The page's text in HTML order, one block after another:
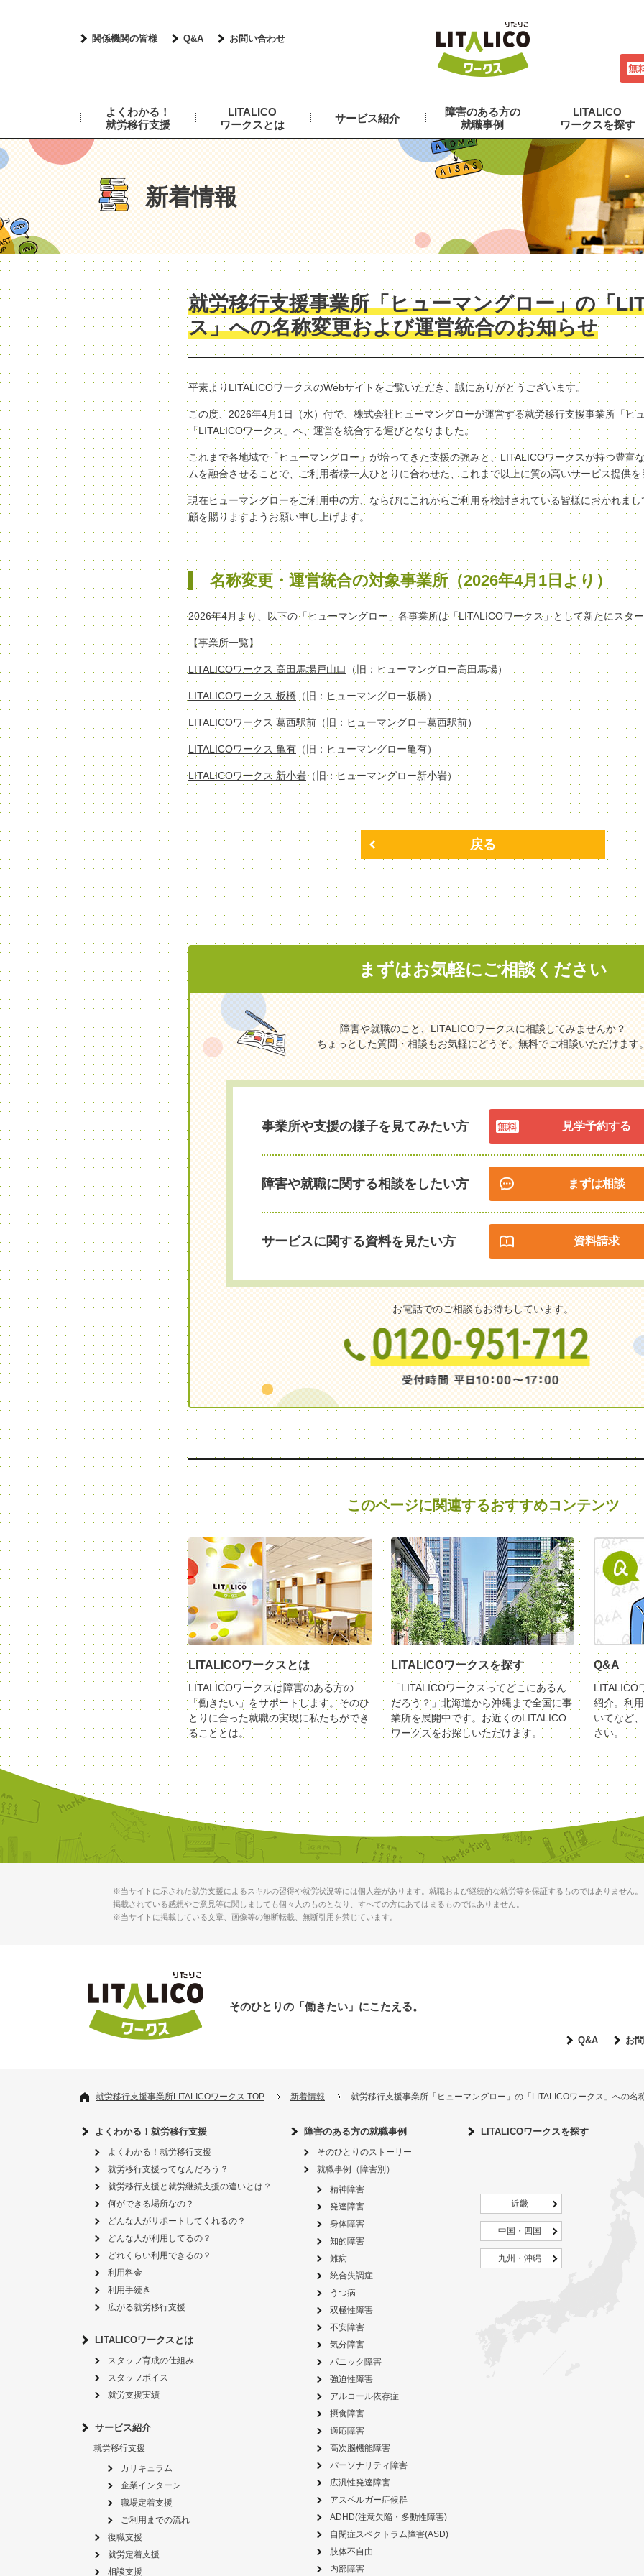
関係機関の皆様 Q&A お問い合わせ
よくわかる！
就労移行支援
LITALICO
ワークスとは
サービス紹介
障害のある方の
就職事例
LITALICO
ワークスを探す
新着情報
就労移行支援事業所「ヒューマングロー」の「
ス」への名称変更および運営統合のお知らせ
平素よりLITALICOワークスのWebサイトをご覧いただき、誠にありがとうございます。
この度、2026年4月1日（水）付で、株式会社ヒューマングローが運営する就労移行支援事業所「ヒ
「LITALICOワークス」へ、運営を統合する運びとなりました。
これまで各地域で「ヒューマングロー」が培ってきた支援の強みと、LITALICOワークスが持つ豊富
ムを融合させることで、ご利用者様一人ひとりに合わせた、これまで以上に質の高いサービス提供
現在ヒューマングローをご利用中の方、ならびにこれからご利用を検討されている皆様におかれま
顧を賜りますようお願い申し上げます。
名称変更・運営統合の対象事業所（2026年4月1日より）
2026年4月より、以下の「ヒューマングロー」各事業所は「LITALICOワークス」として新たにスタ
【事業所一覧】
LITALICOワークス 高田馬場戸山口 （旧：ヒューマングロー高田馬場）
LITALICOワークス 板橋 （旧：ヒューマングロー板橋）
LITALICOワークス 葛西駅前（旧：ヒューマングロー葛西駅前）
LITALICOワークス 亀有 （旧：ヒューマングロー亀有）
LITALICOワークス 新小岩（旧：ヒューマングロー新小岩）
戻る
まずはお気軽にご相談ください
障害や就職のこと、LITALICOワークスに相談してみませんか？
ちょっとした質問・相談もお気軽にどうぞ。無料でご相談いただけます
事業所や支援の様子を見てみたい方 見学予約する
障害や就職に関する相談をしたい方 まずは相談
サービスに関する資料を見たい方 資料請求
お電話でのご相談もお待ちしています。
このページに関連するおすすめコンテンツ
LITALICOワークスとは
LITALICOワークスは障害のある方の
「働きたい」をサポートします。そのひ
とりに合った就職の実現に私たちができ
ることとは。
LITALICOワークスを探す
「LITALICOワークスってどこにあるん
だろう？」北海道から沖縄まで全国に事
業所を展開中です。お近くのLITALICO
ワークスをお探しいただけます。
Q&A
LITALICO
紹介。利
いてなど
さい。
※当サイトに示された就労支援によるスキルの習得や就労状況等には個人差があります。就職および継続的な就労等を保証するものではありません。
掲載されている感想やご意見等に関しましても個々人のものとなり、すべての方にあてはまるものではありません。
※当サイトに掲載している文章、画像等の無断転載、無断引用を禁じています。
そのひとりの「働きたい」にこたえる。
Q&A お
就労移行支援事業所LITALICOワークス TOP 新着情報 就労移行支援事業所「ヒューマングロー」の「LITALICOワークス」への名
よくわかる！就労移行支援
よくわかる！就労移行支援
就労移行支援ってなんだろう？
就労移行支援と就労継続支援の違いとは？
何ができる場所なの？
どんな人がサポートしてくれるの？
どんな人が利用してるの？
どれくらい利用できるの？
利用料金
利用手続き
広がる就労移行支援
LITALICOワークスとは
スタッフ育成の仕組み
スタッフボイス
就労支援実績
サービス紹介
就労移行支援
カリキュラム
企業インターン
職場定着支援
ご利用までの流れ
復職支援
就労定着支援
相談支援
障害のある方の就職事例
そのひとりのストーリー
就職事例（障害別）
精神障害
発達障害
身体障害
知的障害
難病
統合失調症
うつ病
双極性障害
不安障害
気分障害
パニック障害
強迫性障害
アルコール依存症
摂食障害
適応障害
高次脳機能障害
パーソナリティ障害
広汎性発達障害
アスペルガー症候群
ADHD(注意欠陥・多動性障害)
自閉症スペクトラム障害(ASD)
肢体不自由
内部障害
LITALICOワークスを探す
近畿
中国・四国
九州・沖縄